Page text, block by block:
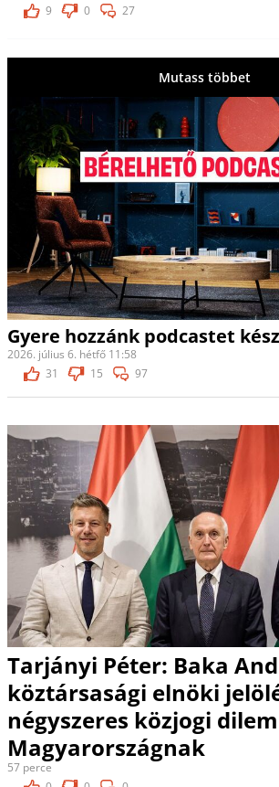
9
0 27
Mutass többet
Gyere hozzánk podcastet
2026. július 6. hétfő 11:58
31
15 97
Tarjányi Péter: Baka
köztársasági elnöki
négyszeres közjogi
Magyarországnak
57 perce